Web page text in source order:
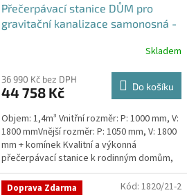
Přečerpávací stanice DŮM pro
gravitační kanalizace samonosná -
produktu
je
z
5
hvězdiček.
Skladem
36 990 Kč bez DPH
44 758 Kč Do košíku
Objem: 1,4m³ Vnitřní rozměr: P: 1000 mm, V:
1800 mmVnější rozměr: P: 1050 mm, V: 1800
mm + komínek Kvalitní a výkonná
přečerpávací stanice k rodinným domům,
provozovnám,...
Doprava Zdarma Kód: 1820/21-2